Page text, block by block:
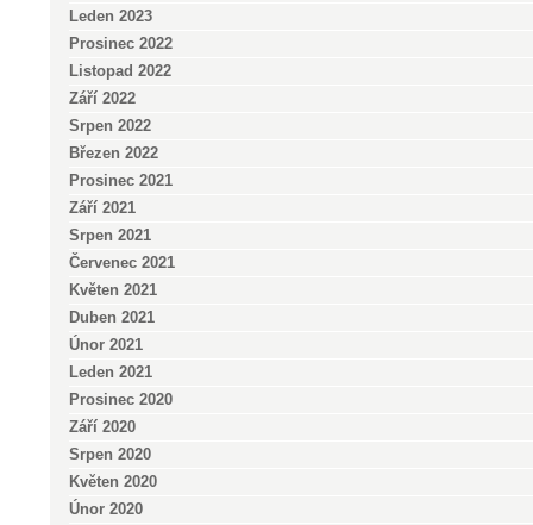
Leden 2023
Prosinec 2022
Listopad 2022
Září 2022
Srpen 2022
Březen 2022
Prosinec 2021
Září 2021
Srpen 2021
Červenec 2021
Květen 2021
Duben 2021
Únor 2021
Leden 2021
Prosinec 2020
Září 2020
Srpen 2020
Květen 2020
Únor 2020